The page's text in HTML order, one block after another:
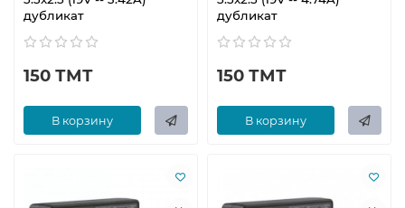
дубликат
150 ТМТ
В корзину
дубликат
150 ТМТ
В корзину